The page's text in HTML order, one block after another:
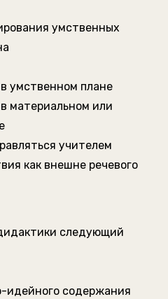
умственных
умственном плане
материальном или
учителем
как внешне речевого
следующий
идейного содержания